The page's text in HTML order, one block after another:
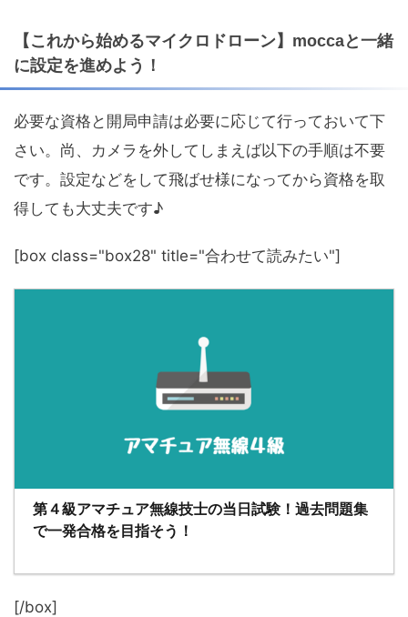
【これから始めるマイクロドローン】moccaと一緒
に設定を進めよう！
必要な資格と開局申請は必要に応じて行っておいて下
さい。尚、カメラを外してしまえば以下の手順は不要
です。設定などをして飛ばせ様になってから資格を取
得しても大丈夫です♪
[box class="box28" title="合わせて読みたい"]
第４級アマチュア無線技士の当日試験！過去問題集
で一発合格を目指そう！
[/box]